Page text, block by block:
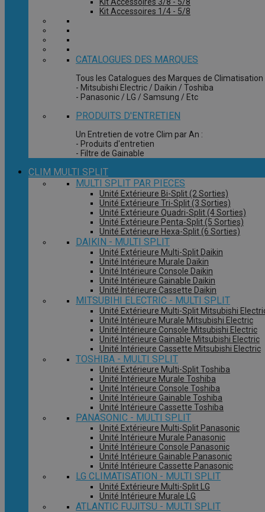
Kit Accessoires 1/4 - 5/8
CATALOGUES DES MARQUES
Tous les Catalogues des Marques de Climatisation
- Mitsubishi Electric / Daikin / Toshiba
- Panasonic / LG / Samsung / Etc
PRODUITS D'ENTRETIEN
Un Entretien de votre Clim par An :
- Produits d'entretien
- Filtre de Gainable
CLIM MULTI SPLIT
MULTI SPLIT PAR PIECES
Unité Extérieure Bi-Split (2 Sorties)
Unité Extérieure Tri-Split (3 Sorties)
Unité Extérieure Quadri-Split (4 Sorties)
Unité Extérieure Penta-Split (5 Sorties)
Unité Extérieure Hexa-Split (6 Sorties)
DAIKIN - MULTI SPLIT
Unité Extérieure Multi-Split Daikin
Unité Intérieure Murale Daikin
Unité Intérieure Console Daikin
Unité Intérieure Gainable Daikin
Unité Intérieure Cassette Daikin
MITSUBIHI ELECTRIC - MULTI SPLIT
Unité Extérieure Multi-Split Mitsubishi
Unité Intérieure Murale Mitsubishi Electric
Unité Intérieure Console Mitsubishi Electric
Unité Intérieure Gainable Mitsubishi Electric
Unité Intérieure Cassette Mitsubishi Electric
TOSHIBA - MULTI SPLIT
Unité Extérieure Multi-Split Toshiba
Unité Intérieure Murale Toshiba
Unité Intérieure Console Toshiba
Unité Intérieure Gainable Toshiba
Unité Intérieure Cassette Toshiba
PANASONIC - MULTI SPLIT
Unité Extérieure Multi-Split Panasonic
Unité Intérieure Murale Panasonic
Unité Intérieure Console Panasonic
Unité Intérieure Gainable Panasonic
Unité Intérieure Cassette Panasonic
LG CLIMATISATION - MULTI SPLIT
Unité Extérieure Multi-Split LG
Unité Intérieure Murale LG
ATLANTIC FUJITSU - MULTI SPLIT